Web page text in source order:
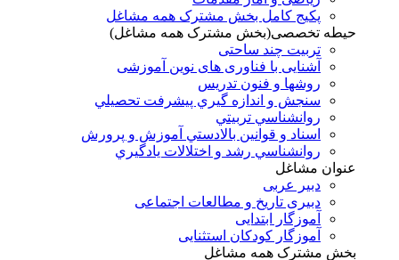
پکیج کامل بخش مشترک همه مشاغل
حیطه تخصصی(بخش مشترک همه مشاغل)
تربیت چند ساحتی
آشنایی با فناوری های نوین آموزشی
روشها و فنون تدريس
سنجش و اندازه گيري پيشرفت تحصيلي
روانشناسي تربيتي
اسناد و قوانين بالادستي آموزش و پرورش
روانشناسي رشد و اختلالات يادگيري
عنوان مشاغل
دبير عربی
دبیری تاریخ و مطالعات اجتماعی
آموزگار ابتدایی
آموزگار کودکان استثنایی
بخش مشترک همه مشاغل